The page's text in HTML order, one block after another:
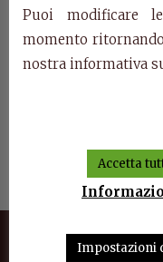
Puoi modificare
momento
nostra informativa
Accetta
Impostazioni